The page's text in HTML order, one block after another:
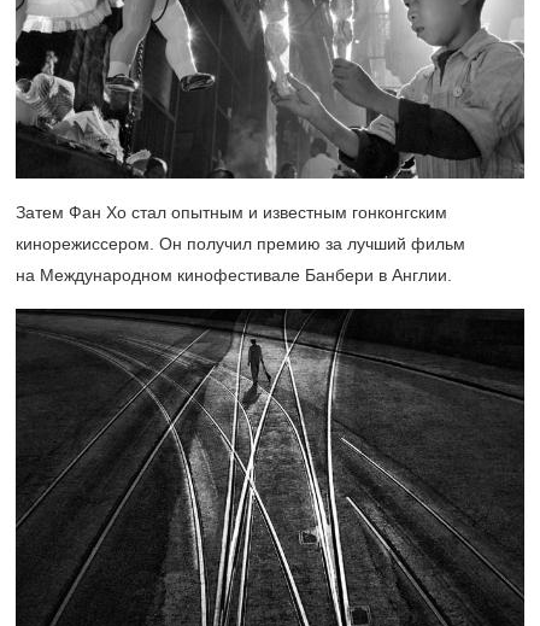
Затем Фан Хо стал опытным и известным гонконгским
кинорежиссером. Он получил премию за лучший фильм
на Международном кинофестивале Банбери в Англии.